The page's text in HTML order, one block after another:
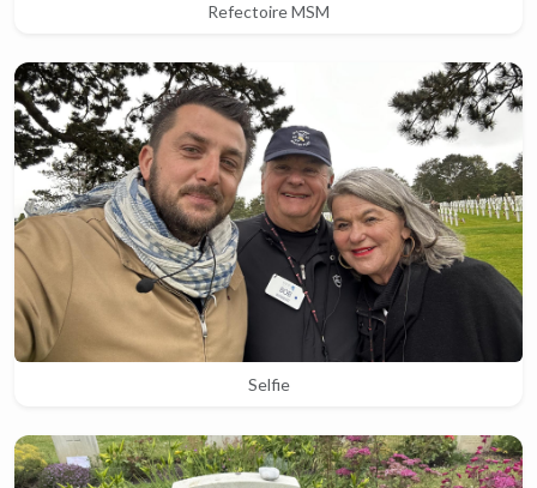
Refectoire MSM
Selfie